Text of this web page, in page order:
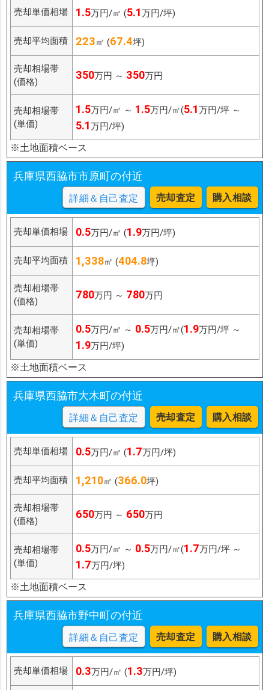
売却単価相場 1.5万円/㎡ (5.1万円/坪)
売却平均面積 223㎡ (67.4坪)
売却相場帯
(価格)
350万円 ～ 350万円
売却相場帯
(単価)
1.5万円/㎡ ～ 1.5万円/㎡(5.1万円/坪 ～
5.1万円/坪)
※土地面積ベース
兵庫県西脇市市原町の付近
詳細＆自己査定 売却査定 購入相談
売却単価相場 0.5万円/㎡ (1.9万円/坪)
売却平均面積 1,338㎡ (404.8坪)
売却相場帯
(価格)
780万円 ～ 780万円
売却相場帯
(単価)
0.5万円/㎡ ～ 0.5万円/㎡(1.9万円/坪 ～
1.9万円/坪)
※土地面積ベース
兵庫県西脇市大木町の付近
詳細＆自己査定 売却査定 購入相談
売却単価相場 0.5万円/㎡ (1.7万円/坪)
売却平均面積 1,210㎡ (366.0坪)
売却相場帯
(価格)
650万円 ～ 650万円
売却相場帯
(単価)
0.5万円/㎡ ～ 0.5万円/㎡(1.7万円/坪 ～
1.7万円/坪)
※土地面積ベース
兵庫県西脇市野中町の付近
詳細＆自己査定 売却査定 購入相談
売却単価相場 0.3万円/㎡ (1.3万円/坪)